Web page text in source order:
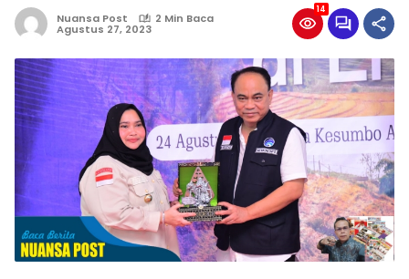
Nuansa Post 2 Min Baca
Agustus 27, 2023
14